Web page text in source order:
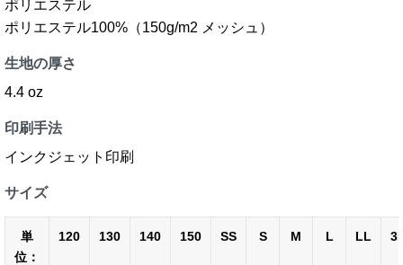
ポリエステル
ポリエステル100%（150g/m2 メッシュ）
生地の厚さ
4.4 oz
印刷手法
インクジェット印刷
サイズ
単
位：
120 130 140 150 SS S M L LL